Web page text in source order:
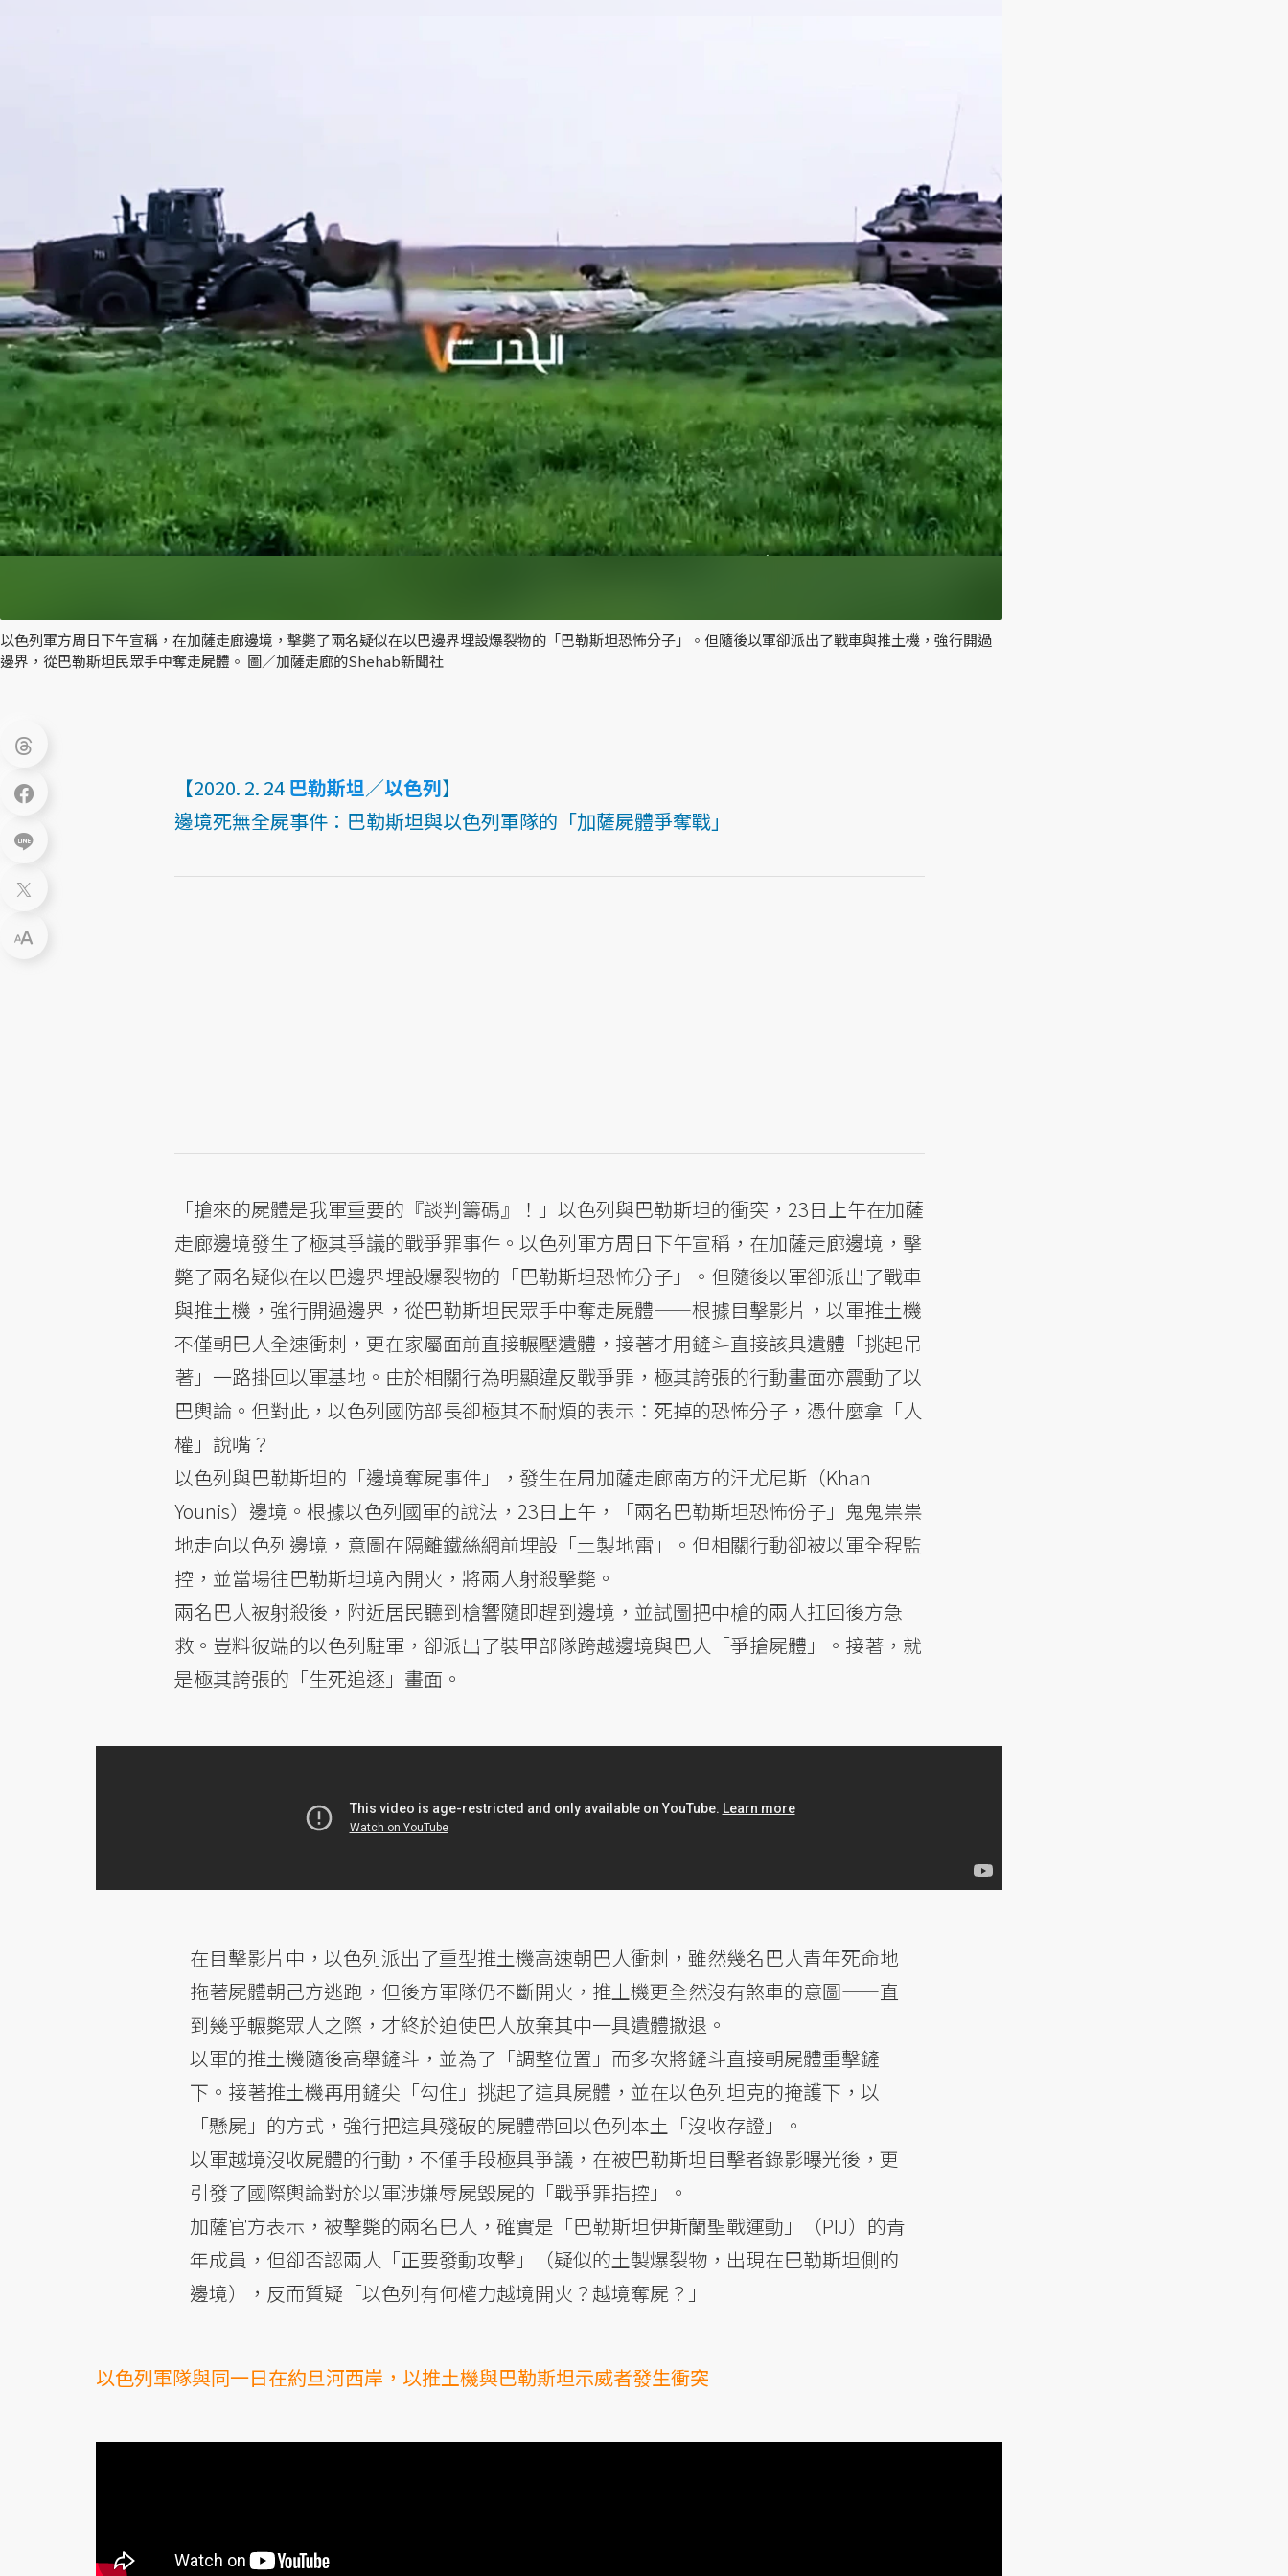
以色列軍方周日下午宣稱，在加薩走廊邊境，擊斃了兩名疑似在以巴邊界埋設爆裂物的「巴勒斯坦恐怖分子」。但隨後以軍卻派出了戰車與推土機，強行開過
邊界，從巴勒斯坦民眾手中奪走屍體。 圖／加薩走廊的Shehab新聞社
【2020. 2. 24 巴勒斯坦／以色列】
邊境死無全屍事件：巴勒斯坦與以色列軍隊的「加薩屍體爭奪戰」
「搶來的屍體是我軍重要的『談判籌碼』！」以色列與巴勒斯坦的衝突，23日上午在加薩
走廊邊境發生了極其爭議的戰爭罪事件。以色列軍方周日下午宣稱，在加薩走廊邊境，擊
斃了兩名疑似在以巴邊界埋設爆裂物的「巴勒斯坦恐怖分子」。但隨後以軍卻派出了戰車
與推土機，強行開過邊界，從巴勒斯坦民眾手中奪走屍體——根據目擊影片，以軍推土機
不僅朝巴人全速衝刺，更在家屬面前直接輾壓遺體，接著才用鏟斗直接該具遺體「挑起吊
著」一路掛回以軍基地。由於相關行為明顯違反戰爭罪，極其誇張的行動畫面亦震動了以
巴輿論。但對此，以色列國防部長卻極其不耐煩的表示：死掉的恐怖分子，憑什麼拿「人
權」說嘴？
以色列與巴勒斯坦的「邊境奪屍事件」，發生在周加薩走廊南方的汗尤尼斯（Khan
Younis）邊境。根據以色列國軍的說法，23日上午，「兩名巴勒斯坦恐怖份子」鬼鬼祟祟
地走向以色列邊境，意圖在隔離鐵絲網前埋設「土製地雷」。但相關行動卻被以軍全程監
控，並當場往巴勒斯坦境內開火，將兩人射殺擊斃。
兩名巴人被射殺後，附近居民聽到槍響隨即趕到邊境，並試圖把中槍的兩人扛回後方急
救。豈料彼端的以色列駐軍，卻派出了裝甲部隊跨越邊境與巴人「爭搶屍體」。接著，就
是極其誇張的「生死追逐」畫面。
在目擊影片中，以色列派出了重型推土機高速朝巴人衝刺，雖然幾名巴人青年死命地
拖著屍體朝己方逃跑，但後方軍隊仍不斷開火，推土機更全然沒有煞車的意圖——直
到幾乎輾斃眾人之際，才終於迫使巴人放棄其中一具遺體撤退。
以軍的推土機隨後高舉鏟斗，並為了「調整位置」而多次將鏟斗直接朝屍體重擊鏟
下。接著推土機再用鏟尖「勾住」挑起了這具屍體，並在以色列坦克的掩護下，以
「懸屍」的方式，強行把這具殘破的屍體帶回以色列本土「沒收存證」。
以軍越境沒收屍體的行動，不僅手段極具爭議，在被巴勒斯坦目擊者錄影曝光後，更
引發了國際輿論對於以軍涉嫌辱屍毀屍的「戰爭罪指控」。
加薩官方表示，被擊斃的兩名巴人，確實是「巴勒斯坦伊斯蘭聖戰運動」（PIJ）的青
年成員，但卻否認兩人「正要發動攻擊」（疑似的土製爆裂物，出現在巴勒斯坦側的
邊境），反而質疑「以色列有何權力越境開火？越境奪屍？」
以色列軍隊與同一日在約旦河西岸，以推土機與巴勒斯坦示威者發生衝突